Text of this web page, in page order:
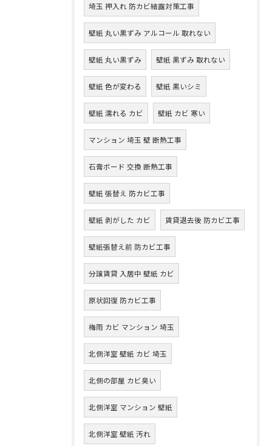
埼玉 押入れ 防カビ結露対策工事
壁紙 丸い黒ずみ アルコール 取れない
壁紙 丸い黒ずみ 壁紙 黒ずみ 取れない
壁紙 色が変わる 壁紙 黒いシミ
壁紙 濡れる カビ 壁紙 カビ 寒い
マンション 埼玉 壁 断熱工事
石膏ボード 交換 断熱工事
壁紙 張替え 防カビ工事
壁紙 剥がした カビ 賃貸退去後 防カビ工事
壁紙張替え前 防カビ工事
分譲賃貸 入居中 壁紙 カビ
原状回復 防カビ工事
梅雨 カビ マンション 埼玉
北側洋室 壁紙 カビ 埼玉
北側の部屋 カビ臭い
北側洋室 マンション 壁紙
北側洋室 壁紙 汚れ